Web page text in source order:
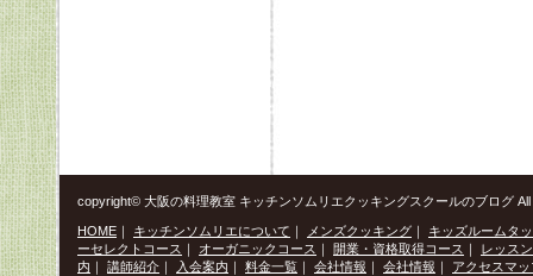
copyright© 大阪の料理教室 キッチンソムリエクッキングスクールのブログ
HOME ｜ キッチンソムリエについて ｜ メンズクッキング ｜
キッズルームタ
ーセレクトコース ｜ オーガニックコース ｜ 開業・資格取得コース ｜
レッス
内 ｜ 講師紹介 ｜ 入会案内 ｜ 料金一覧 ｜ 会社情報 ｜ 会社情報 ｜
アクセスマッ